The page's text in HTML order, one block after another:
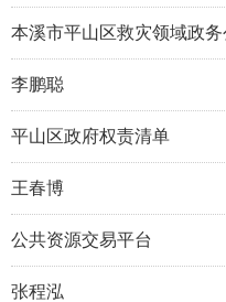
标准目录
本溪市平山区救灾领域政
李鹏聪
平山区政府权责清单
王春博
公共资源交易平台
张程泓